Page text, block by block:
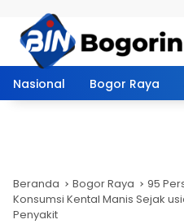
Nasional Bogor Raya
Beranda Bogor Raya
95
Konsumsi Kental Manis Sejak
Penyakit